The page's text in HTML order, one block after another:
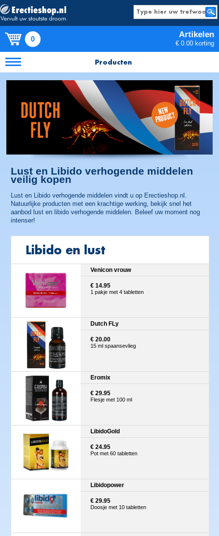
0 Artikelen
€ 0.00 korting
Producten
Lust en Libido verhogende middelen
veilig kopen
Lust en Libido verhogende middelen vindt u op Erectieshop.nl.
Natuurlijke producten met een krachtige werking, bekijk snel het
aanbod lust en libido verhogende middelen. Beleef uw moment nog
intenser!
Libido en lust
Venicon vrouw
€ 14.95
1 pakje met 4 tabletten
Dutch FLy
€ 20.00
15 ml spaansevlieg
Eromix
€ 29.95
Flesje met 100 ml
LibidoGold
€ 24.95
Pot met 60 tabletten
Libidopower
€ 29.95
Doosje met 10 tabletten